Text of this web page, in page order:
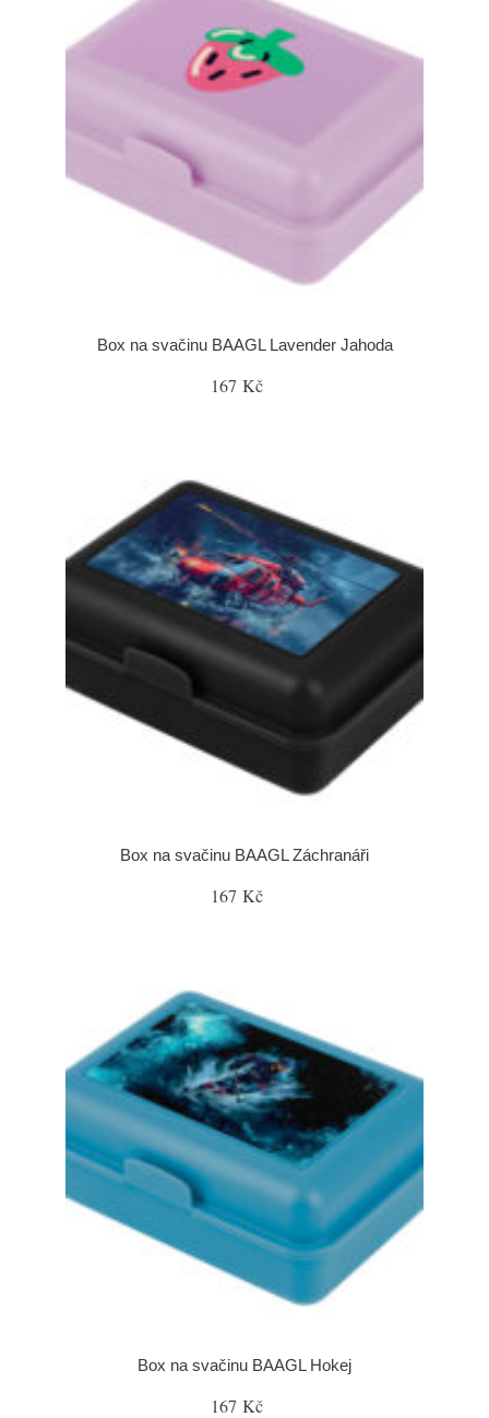
Box na svačinu BAAGL Lavender Jahoda
167 Kč
Box na svačinu BAAGL Záchranáři
167 Kč
Box na svačinu BAAGL Hokej
167 Kč